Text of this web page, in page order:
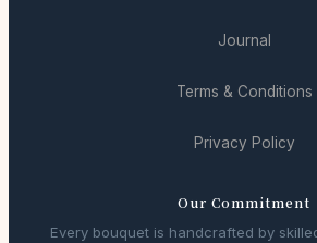
Journal
Terms & Conditions
Privacy Policy
Our Commitment
Every bouquet is handcrafted by